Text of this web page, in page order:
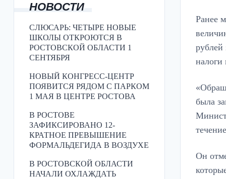
НОВОСТИ
СЛЮСАРЬ: ЧЕТЫРЕ НОВЫЕ
ШКОЛЫ ОТКРОЮТСЯ В
РОСТОВСКОЙ ОБЛАСТИ 1
СЕНТЯБРЯ
НОВЫЙ КОНГРЕСС-ЦЕНТР
ПОЯВИТСЯ РЯДОМ С ПАРКОМ
1 МАЯ В ЦЕНТРЕ РОСТОВА
В РОСТОВЕ
ЗАФИКСИРОВАНО 12-
КРАТНОЕ ПРЕВЫШЕНИЕ
ФОРМАЛЬДЕГИДА В ВОЗДУХЕ
В РОСТОВСКОЙ ОБЛАСТИ
НАЧАЛИ ОХЛАЖДАТЬ
Ранее
налоги
была
Он